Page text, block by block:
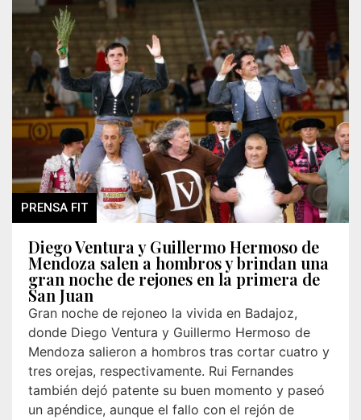
PRENSA FIT
Diego Ventura y Guillermo Hermoso de
Mendoza salen a hombros y brindan una
gran noche de rejones en la primera de
San Juan
Gran noche de rejoneo la vivida en Badajoz,
donde Diego Ventura y Guillermo Hermoso de
Mendoza salieron a hombros tras cortar cuatro y
tres orejas, respectivamente. Rui Fernandes
también dejó patente su buen momento y paseó
un apéndice, aunque el fallo con el rejón de